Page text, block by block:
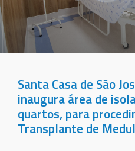
Santa Casa de São
inaugura área de
quartos, para
Transplante de